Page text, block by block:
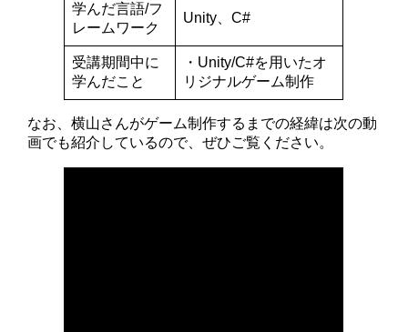
学んだ言語/フ
レームワーク
Unity、C#
受講期間中に
学んだこと
・Unity/C#を用いたオ
リジナルゲーム制作
なお、横山さんがゲーム制作するまでの経緯は次の動
画でも紹介しているので、ぜひご覧ください。